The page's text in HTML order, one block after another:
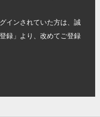
インされていた方は、誠
録」より、改めてご登録